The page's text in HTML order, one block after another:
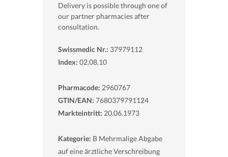
Delivery is possible through one of
our partner pharmacies after
consultation.
Swissmedic Nr.: 37979112
Index: 02.08.10
Pharmacode: 2960767
GTIN/EAN: 7680379791124
Markteintritt: 20.06.1973
Kategorie: B Mehrmalige Abgabe
auf eine ärztliche Verschreibung